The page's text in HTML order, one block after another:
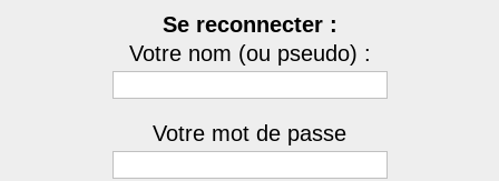
Se reconnecter :
Votre nom (ou pseudo) :
Votre mot de passe